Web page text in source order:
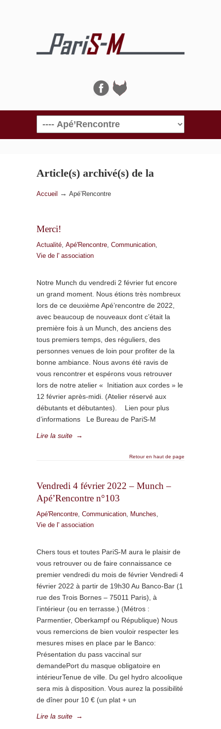
Navigation
Article(s) archivé(s) de la
catégorieApé’Rencontre
Accueil → Apé’Rencontre
Merci!
Actualité, Apé'Rencontre, Communication,
Vie de l' association
Notre Munch du vendredi 2 février fut encore
un grand moment. Nous étions très nombreux
lors de ce deuxième Apé’rencontre de 2022,
avec beaucoup de nouveaux dont c’était la
première fois à un Munch, des anciens des
tous premiers temps, des réguliers, des
personnes venues de loin pour profiter de la
bonne ambiance. Nous avons été ravis de
vous rencontrer et espérons vous retrouver
lors de notre atelier « Initiation aux cordes » le
12 février après-midi. (Atelier réservé aux
débutants et débutantes). Lien pour plus
d’informations Le Bureau de PariS-M
Lire la suite →
Retour en haut de page
Vendredi 4 février 2022 – Munch –
Apé’Rencontre n°103
Apé'Rencontre, Communication, Munches,
Vie de l' association
Chers tous et toutes PariS-M aura le plaisir de
vous retrouver ou de faire connaissance ce
premier vendredi du mois de février Vendredi 4
février 2022 à partir de 19h30 Au Banco-Bar (1
rue des Trois Bornes – 75011 Paris), à
l’intérieur (ou en terrasse.) (Métros :
Parmentier, Oberkampf ou République) Nous
vous remercions de bien vouloir respecter les
mesures mises en place par le Banco:
Présentation du pass vaccinal sur
demandePort du masque obligatoire en
intérieurTenue de ville. Du gel hydro alcoolique
sera mis à disposition. Vous aurez la possibilité
de dîner pour 10 € (un plat + un
Lire la suite →